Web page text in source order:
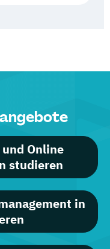
Online
studieren
in